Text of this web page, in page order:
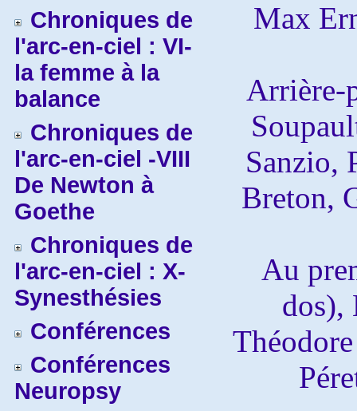
Chroniques de
l'arc-en-ciel : VI-
la femme à la
balance
Chroniques de
l'arc-en-ciel -VIII
De Newton à
Goethe
Chroniques de
l'arc-en-ciel : X-
Synesthésies
Conférences
Conférences
Neuropsy
Max
Arrière-
Sanzio,
Breton,
Au
dos),